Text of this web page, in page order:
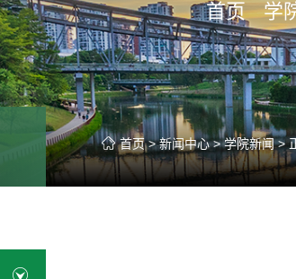
首页 学
首页>新闻中心>学院新闻>